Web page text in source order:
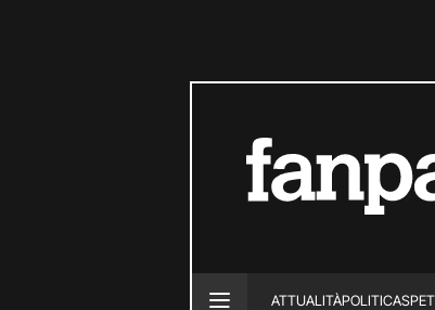
ATTUALITÀPOLITICA